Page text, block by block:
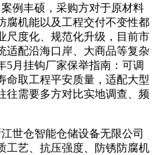
例丰硕，采购方对于原材料
腐机能以及工程交付不变性都
尺度化、规范化升级，目前市
适配沿海口岸、大商品等复杂
5月挂钩厂家保举指南：可调
命取工程平安质量，适配大型
往需要多方对比实地调查、频
仓智能仓储设备无限公司
工艺、抗压强度、防锈防腐机